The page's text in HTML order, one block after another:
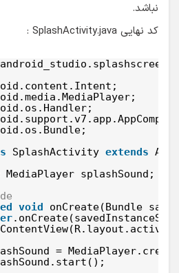
نباشد.
کد نهایی SplashActivity.java :
SplashActivity extends
MediaPlayer splashSound;
void
onCreate(Bundle
=